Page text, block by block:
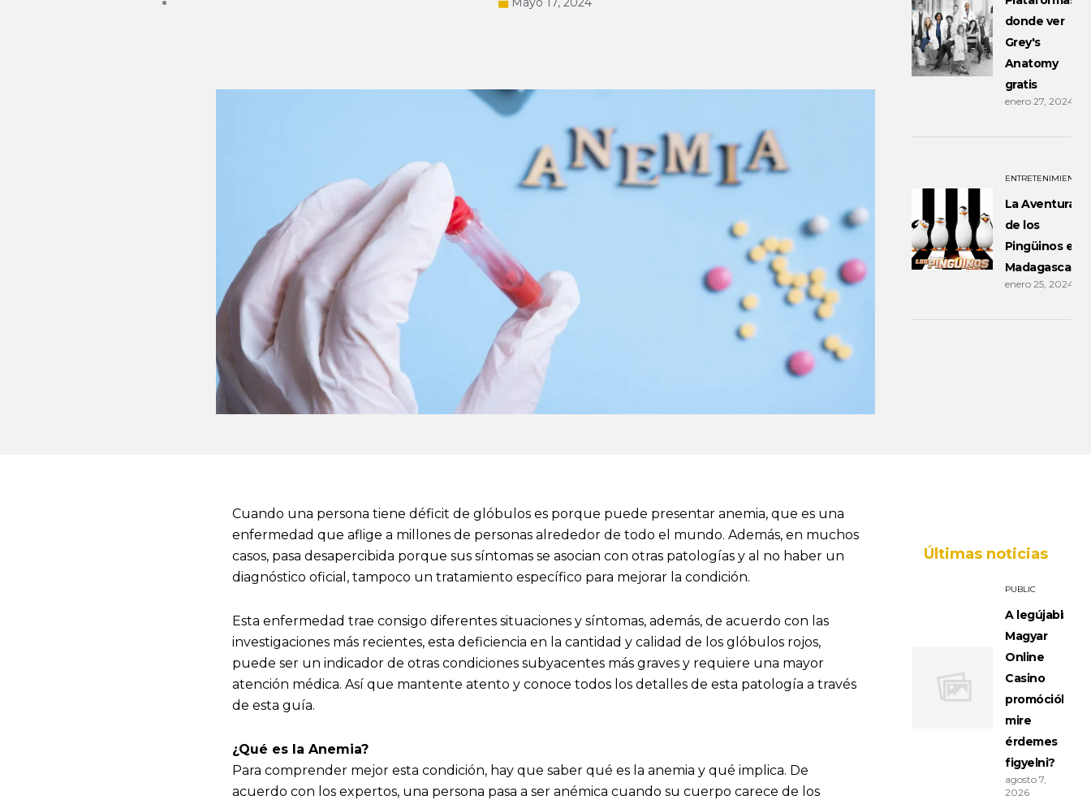
donde ver
Grey's
Anatomy
gratis
enero 27, 2024
ENTRETENIMIENTO
La Aventura
de los
Pingüinos en
Madagascar
enero 25, 2024
Cuando una persona tiene déficit de glóbulos es porque puede presentar anemia, que es una
enfermedad que aflige a millones de personas alrededor de todo el mundo. Además, en muchos
casos, pasa desapercibida porque sus síntomas se asocian con otras patologías y al no haber un
diagnóstico oficial, tampoco un tratamiento específico para mejorar la condición.
Esta enfermedad trae consigo diferentes situaciones y síntomas, además, de acuerdo con las
investigaciones más recientes, esta deficiencia en la cantidad y calidad de los glóbulos rojos,
puede ser un indicador de otras condiciones subyacentes más graves y requiere una mayor
atención médica. Así que mantente atento y conoce todos los detalles de esta patología a través
de esta guía.
¿Qué es la Anemia?
Para comprender mejor esta condición, hay que saber qué es la anemia y qué implica. De
acuerdo con los expertos, una persona pasa a ser anémica cuando su cuerpo carece de los
Últimas noticias
PUBLIC
A legújabb
Magyar
Online
Casino
promóciók:
mire
érdemes
figyelni?
agosto 7,
2026